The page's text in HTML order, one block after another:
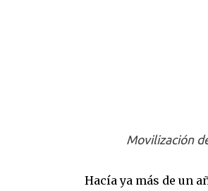
Movilización
Hacía ya más de un